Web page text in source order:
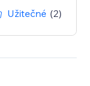
Užitečné (2)